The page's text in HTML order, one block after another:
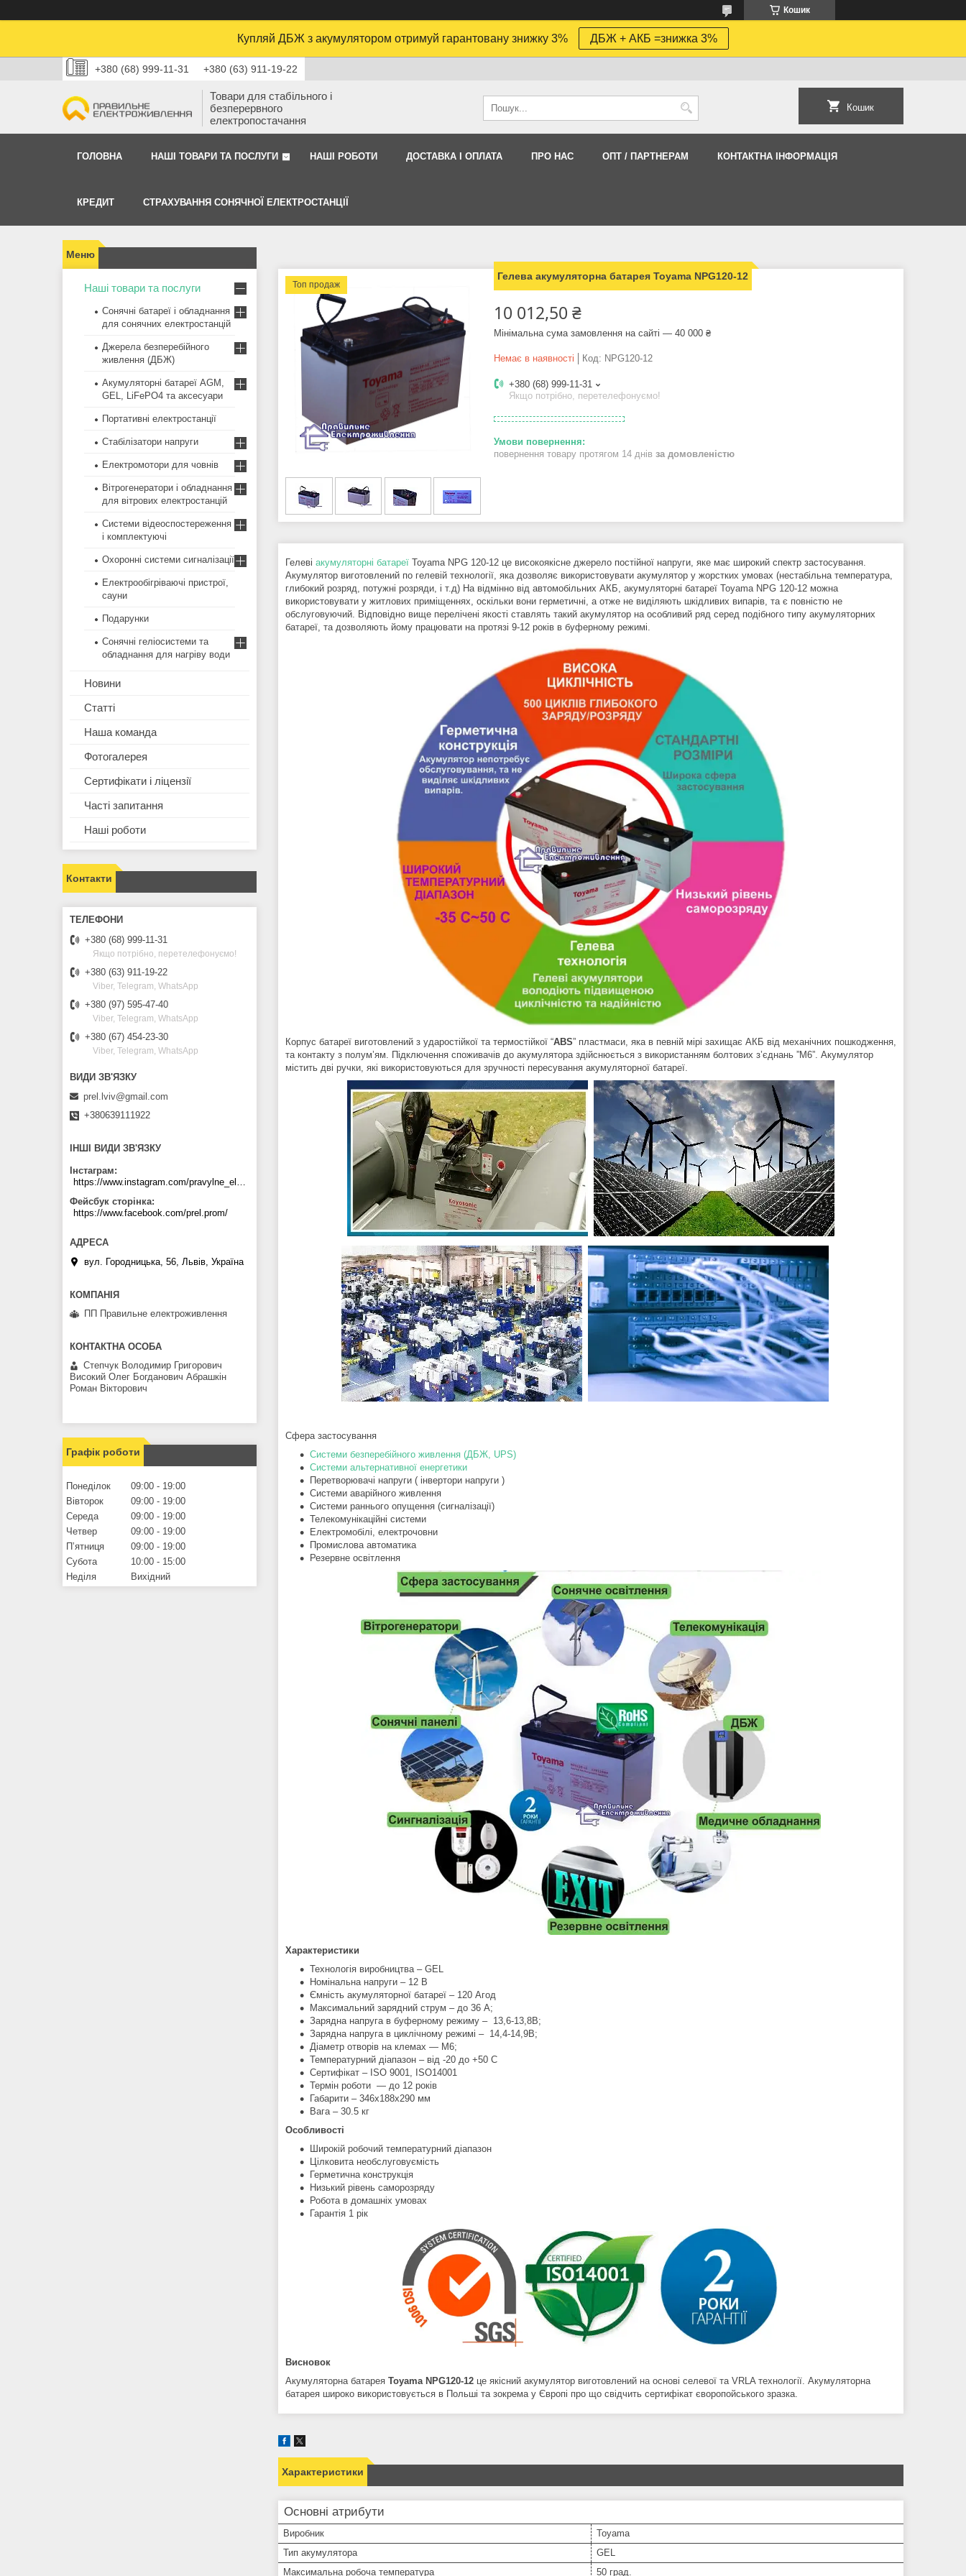
Кошик
Купляй ДБЖ з акумулятором отримуй гарантовану знижку 3% ДБЖ + АКБ =знижка 3%
+380 (68) 999-11-31 +380 (63) 911-19-22
Товари для стабільного і
безперервного
електропостачання
Кошик
ГОЛОВНА НАШІ ТОВАРИ ТА ПОСЛУГИ НАШI РОБОТИ ДОСТАВКА І ОПЛАТА ПРО НАС ОПТ / ПАРТНЕРАМ КОНТАКТНА ІНФОРМАЦІЯ
КРЕДИТ СТРАХУВАННЯ СОНЯЧНОЇ ЕЛЕКТРОСТАНЦІЇ
Топ продаж
Гелева акумуляторна батарея Toyama NPG120-12
10 012,50 ₴
Мінімальна сума замовлення на сайті — 40 000 ₴
Немає в наявності Код: NPG120-12
+380 (68) 999-11-31
Якщо потрібно, перетелефонуємо!
повернення товару протягом 14 днів за домовленістю
Гелеві акумуляторні батареї Toyama NPG 120-12 це високоякісне джерело постійної напруги, яке має широкий спектр застосування.
Акумулятор виготовлений по гелевій технології, яка дозволяє використовувати акумулятор у жорстких умовах (нестабільна температура,
глибокий розряд, потужні розряди, і т.д) На відмінно від автомобільних АКБ, акумуляторні батареї Toyama NPG 120-12 можна
використовувати у житлових приміщеннях, оскільки вони герметичні, а отже не виділяють шкідливих випарів, та є повністю не
обслуговуючий. Відповідно вище перелічені якості ставлять такий акумулятор на особливий ряд серед подібного типу акумуляторних
батареї, та дозволяють йому працювати на протязі 9-12 років в буферному режимі.
Корпус батареї виготовлений з ударостійкої та термостійкої “ABS” пластмаси, яка в певній мірі захищає АКБ від механічних пошкодження,
та контакту з полум’ям. Підключення споживачів до акумулятора здійснюється з використанням болтових з’єднань ”M6”. Акумулятор
містить дві ручки, які використовуються для зручності пересування акумуляторної батареї.
Сфера застосування
Системи безперебійного живлення (ДБЖ, UPS)
Системи альтернативної енергетики
Перетворювачі напруги ( інвертори напруги )
Системи аварійного живлення
Системи раннього опущення (сигналізації)
Телекомунікаційні системи
Електромобілі, електрочовни
Промислова автоматика
Резервне освітлення
Характеристики
Технологія виробництва – GEL
Номінальна напруги – 12 В
Ємність акумуляторної батареї – 120 Агод
Максимальний зарядний струм – до 36 А;
Зарядна напруга в буферному режиму – 13,6-13,8В;
Зарядна напруга в циклічному режимі – 14,4-14,9В;
Діаметр отворів на клемах ― M6;
Температурний діапазон – від -20 до +50 С
Сертифікат – ISO 9001, ISO14001
Термін роботи ― до 12 років
Габарити – 346х188х290 мм
Вага – 30.5 кг
Особливості
Широкій робочий температурний діапазон
Цілковита необслуговуємість
Герметична конструкція
Низький рівень саморозряду
Робота в домашніх умовах
Гарантія 1 рік
Висновок
Акумуляторна батарея Toyama NPG120-12 це якісний акумулятор виготовлений на основі селевої та VRLA технології. Акумуляторна
батарея широко використовується в Польші та зокрема у Європі про що свідчить сертифікат єворопойського зразка.
Характеристики
Основні атрибути
Виробник
Toyama
Тип акумулятора
GEL
Максимальна робоча температура
50 град.
Наші товари та послуги
Сонячні батареї і обладнання
для сонячних електростанцій
Джерела безперебійного
живлення (ДБЖ)
Акумуляторні батареї AGM,
GEL, LiFePO4 та аксесуари
Портативні електростанції
Стабілізатори напруги
Електромотори для човнів
Вітрогенератори і обладнання
для вітрових електростанцій
Системи відеоспостереження
і комплектуючі
Охоронні системи сигналізації
Електрообігріваючі пристрої,
сауни
Подарунки
Сонячні геліосистеми та
обладнання для нагріву води
Новини
Статті
Наша команда
Фотогалерея
Сертифікати і ліцензії
Часті запитання
Наші роботи
Контакти
+380 (68) 999-11-31
Якщо потрібно, перетелефонуємо!
+380 (63) 911-19-22
Viber, Telegram, WhatsApp
+380 (97) 595-47-40
Viber, Telegram, WhatsApp
+380 (67) 454-23-30
Viber, Telegram, WhatsApp
prel.lviv@gmail.com
+380639111922
ІНШІ ВИДИ ЗВ'ЯЗКУ
Інстаграм
https://www.instagram.com/pravylne_electrozhyvlennya/
Фейсбук сторінка
https://www.facebook.com/prel.prom/
вул. Городницька, 56, Львів, Україна
ПП Правильне електроживлення
Степчук Володимир Григорович
Високий Олег Богданович Абрашкін
Роман Вікторович
Графік роботи
Понеділок 09:00
19:00
Вівторок
09:00
19:00
Середа
09:00
19:00
Четвер
09:00
19:00
Пʼятниця
09:00
19:00
Субота
10:00
15:00
Неділя
Вихідний